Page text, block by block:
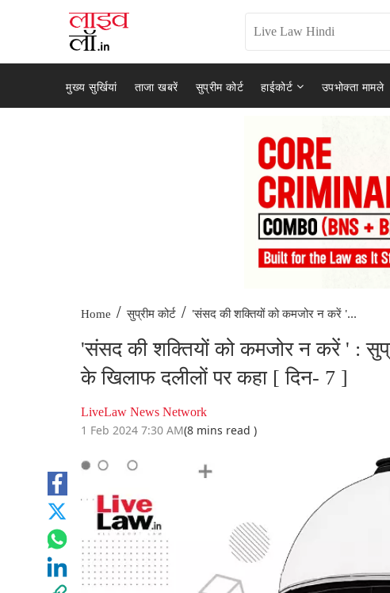
मुख्य सुर्खियां ताजा खबरें सुप्रीम कोर्ट हाईकोर्ट उपभोक्ता मामले
Home / सुप्रीम कोर्ट / 'संसद की शक्तियों को कमजोर न करें '...
'संसद की शक्तियों को कमजोर न करें ' :
के खिलाफ दलीलों पर कहा [ दिन- 7 ]
LiveLaw News Network
1 Feb 2024 7:30 AM(8 mins read )